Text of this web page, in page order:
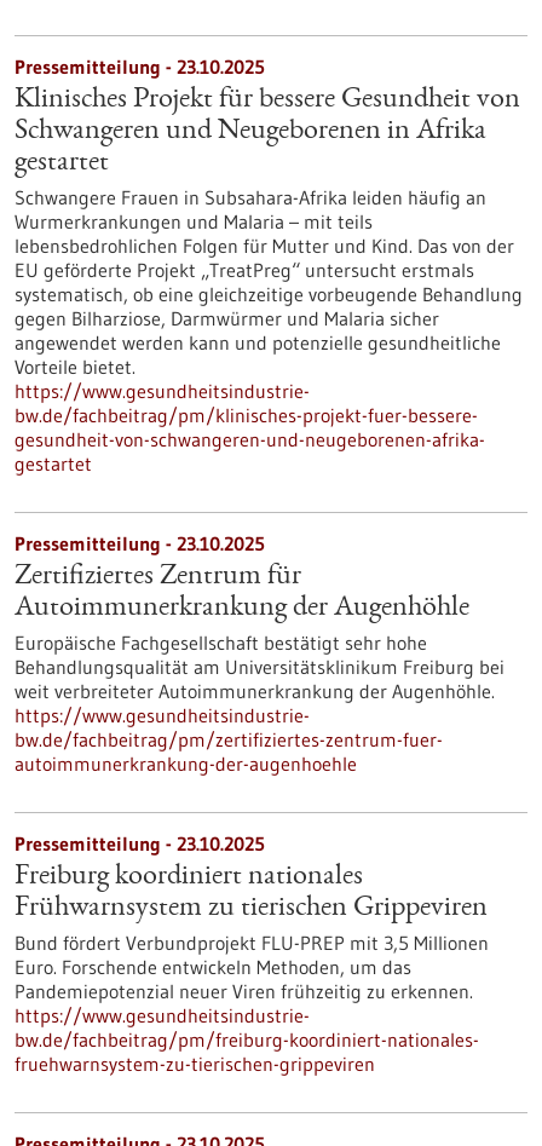
Pressemitteilung - 23.10.2025
Klinisches Projekt für bessere Gesundheit von
Schwangeren und Neugeborenen in Afrika
gestartet
Schwangere Frauen in Subsahara-Afrika leiden häufig an
Wurmerkrankungen und Malaria – mit teils
lebensbedrohlichen Folgen für Mutter und Kind. Das von der
EU geförderte Projekt „TreatPreg“ untersucht erstmals
systematisch, ob eine gleichzeitige vorbeugende Behandlung
gegen Bilharziose, Darmwürmer und Malaria sicher
angewendet werden kann und potenzielle gesundheitliche
Vorteile bietet.
https://www.gesundheitsindustrie-
bw.de/fachbeitrag/pm/klinisches-projekt-fuer-bessere-
gesundheit-von-schwangeren-und-neugeborenen-afrika-
gestartet
Pressemitteilung - 23.10.2025
Zertifiziertes Zentrum für
Autoimmunerkrankung der Augenhöhle
Europäische Fachgesellschaft bestätigt sehr hohe
Behandlungsqualität am Universitätsklinikum Freiburg bei
weit verbreiteter Autoimmunerkrankung der Augenhöhle.
https://www.gesundheitsindustrie-
bw.de/fachbeitrag/pm/zertifiziertes-zentrum-fuer-
autoimmunerkrankung-der-augenhoehle
Pressemitteilung - 23.10.2025
Freiburg koordiniert nationales
Frühwarnsystem zu tierischen Grippeviren
Bund fördert Verbundprojekt FLU-PREP mit 3,5 Millionen
Euro. Forschende entwickeln Methoden, um das
Pandemiepotenzial neuer Viren frühzeitig zu erkennen.
https://www.gesundheitsindustrie-
bw.de/fachbeitrag/pm/freiburg-koordiniert-nationales-
fruehwarnsystem-zu-tierischen-grippeviren